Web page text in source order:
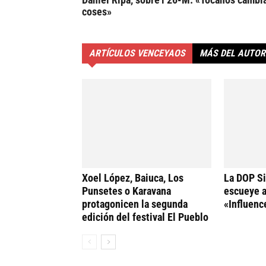
coses»
ARTÍCULOS VENCEYAOS MÁS DEL AUTOR
Xoel López, Baiuca, Los
Punsetes o Karavana
protagonicen la segunda
edición del festival El Pueblo
La DOP
escueye